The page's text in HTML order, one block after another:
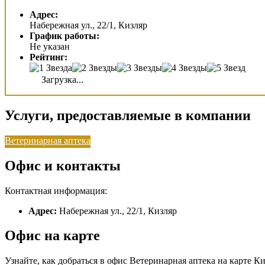
Адрес:
Набережная ул., 22/1, Кизляр
График работы:
Не указан
Рейтинг:
Загрузка...
Услуги, предоставляемые в компании
Ветеринарная аптека
Офис и контакты
Контактная информация:
Адрес: Набережная ул., 22/1, Кизляр
Офис на карте
Узнайте, как добраться в офис Ветеринарная аптека на карте